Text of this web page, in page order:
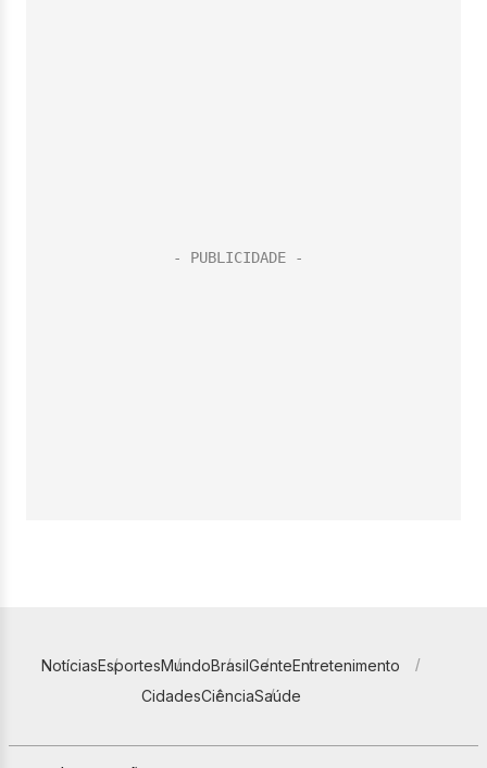
NotíciasEsportesMundoBrasilGenteEntretenimento
CidadesCiênciaSaúde